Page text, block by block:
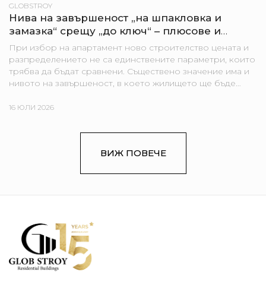
GLOBSTROY
Нива на завършеност „на шпакловка и
замазка“ срещу „до ключ“ – плюсове и
минуси за купувача
При избор на апартамент ново строителство цената и
разпределението не са единствените параметри, които
трябва да бъдат сравнени. Съществено значение има и
нивото на завършеност, в което жилището ще бъде
предлагат „на...
16 ЮЛИ 2026
ВИЖ ПОВЕЧЕ